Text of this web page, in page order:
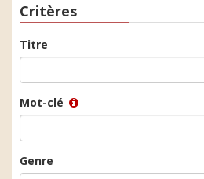
Critères
Titre
Mot-clé
Genre